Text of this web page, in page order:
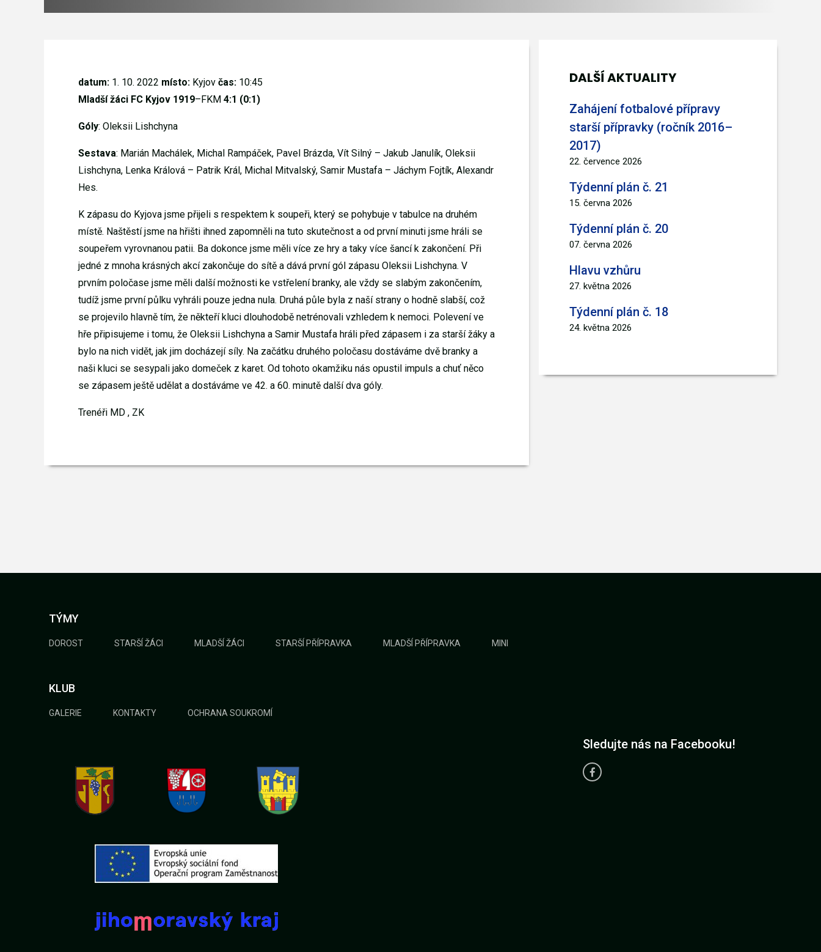
datum: 1. 10. 2022 místo: Kyjov čas: 10:45
Mladší žáci FC Kyjov 1919–FKM 4:1 (0:1)
Góly: Oleksii Lishchyna
Sestava: Marián Machálek, Michal Rampáček, Pavel Brázda, Vít Silný – Jakub Janulík, Oleksii
Lishchyna, Lenka Králová – Patrik Král, Michal Mitvalský, Samir Mustafa – Jáchym Fojtík, Alexandr
Hes.
K zápasu do Kyjova jsme přijeli s respektem k soupeři, který se pohybuje v tabulce na druhém
místě. Naštěstí jsme na hřišti ihned zapomněli na tuto skutečnost a od první minuti jsme hráli se
soupeřem vyrovnanou patii. Ba dokonce jsme měli více ze hry a taky více šancí k zakončení. Při
jedné z mnoha krásných akcí zakončuje do sítě a dává první gól zápasu Oleksii Lishchyna. V
prvním poločase jsme měli další možnosti ke vstřelení branky, ale vždy se slabým zakončením,
tudíž jsme první půlku vyhráli pouze jedna nula. Druhá půle byla z naší strany o hodně slabší, což
se projevilo hlavně tím, že někteří kluci dlouhodobě netrénovali vzhledem k nemoci. Polevení ve
hře připisujeme i tomu, že Oleksii Lishchyna a Samir Mustafa hráli před zápasem i za starší žáky a
bylo na nich vidět, jak jim docházejí síly. Na začátku druhého poločasu dostáváme dvě branky a
naši kluci se sesypali jako domeček z karet. Od tohoto okamžiku nás opustil impuls a chuť něco
se zápasem ještě udělat a dostáváme ve 42. a 60. minutě další dva góly.
Trenéři MD , ZK
DALŠÍ AKTUALITY
Zahájení fotbalové přípravy
starší přípravky (ročník 2016–
2017)
22. července 2026
Týdenní plán č. 21
15. června 2026
Týdenní plán č. 20
07. června 2026
Hlavu vzhůru
27. května 2026
Týdenní plán č. 18
24. května 2026
TÝMY
DOROST STARŠÍ ŽÁCI MLADŠÍ ŽÁCI STARŠÍ PŘÍPRAVKA MLADŠÍ PŘÍPRAVKA MINI
KLUB
GALERIE KONTAKTY OCHRANA SOUKROMÍ
Sledujte nás na Facebooku!